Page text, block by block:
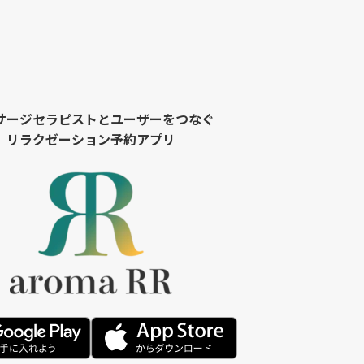
ージセラピストとユーザーをつなぐ
リラクゼーション予約アプリ